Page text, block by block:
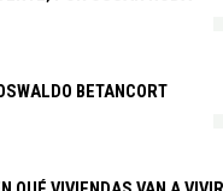
BETANCORT